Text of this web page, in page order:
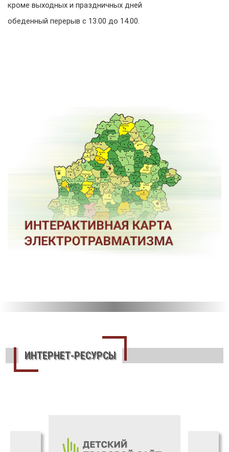
кроме выходных и праздничных дней
обеденный перерыв с 13.00 до 14.00.
ИНТЕРНЕТ-РЕСУРСЫ